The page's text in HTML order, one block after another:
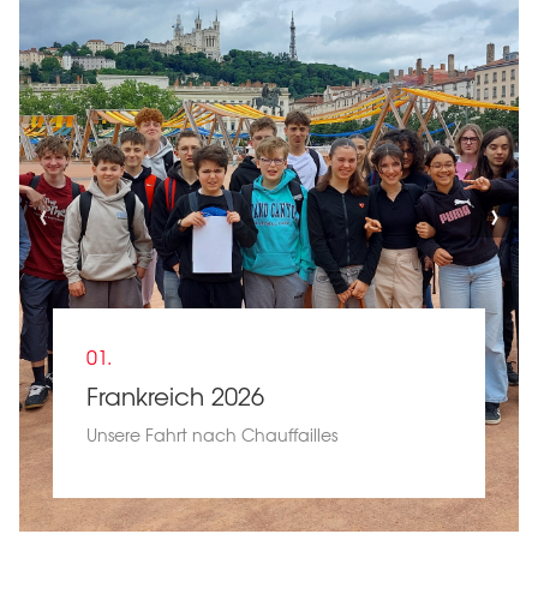
01.
Frankreich 2026
Unsere Fahrt nach Chauffailles
‹ ›